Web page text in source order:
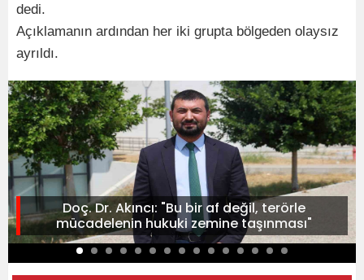
dedi.
Açıklamanın ardından her iki grupta bölgeden olaysız
ayrıldı.
Doç. Dr. Akıncı: "Bu bir af değil, terörle
mücadelenin hukuki zemine taşınması"